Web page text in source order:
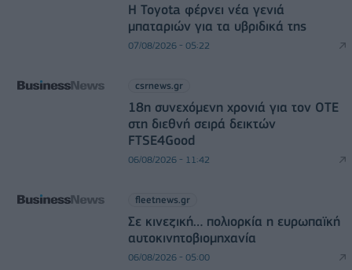
Η Toyota φέρνει νέα γενιά
μπαταριών για τα υβριδικά της
07/08/2026 - 05:22
csrnews.gr
18η συνεχόμενη χρονιά για τον ΟΤΕ
στη διεθνή σειρά δεικτών
FTSE4Good
06/08/2026 - 11:42
fleetnews.gr
Σε κινεζική… πολιορκία η ευρωπαϊκή
αυτοκινητοβιομηχανία
06/08/2026 - 05:00